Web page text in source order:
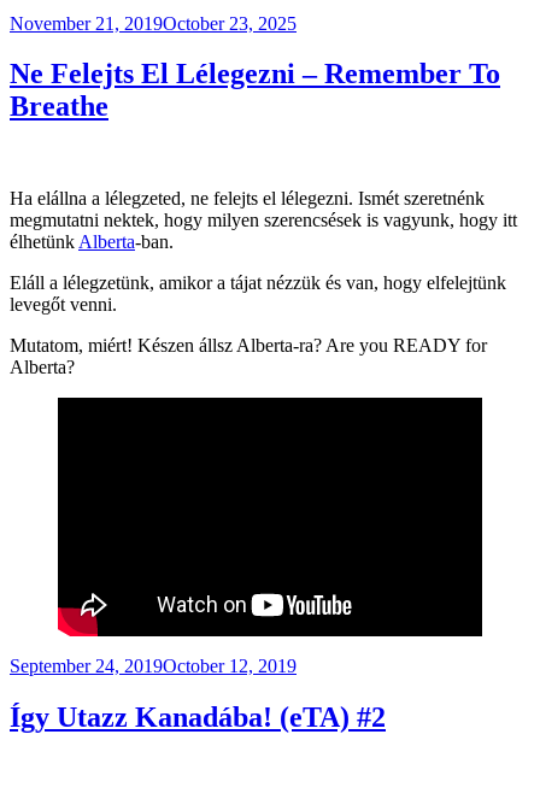
Posted
November 21, 2019October 23, 2025
Ne Felejts El Lélegezni – Remember To
Breathe
Ha elállna a lélegzeted, ne felejts el lélegezni. Ismét szeretnénk
megmutatni nektek, hogy milyen szerencsések is vagyunk, hogy itt
élhetünk Alberta-ban.
Eláll a lélegzetünk, amikor a tájat nézzük és van, hogy elfelejtünk
levegőt venni.
Mutatom, miért! Készen állsz Alberta-ra? Are you READY for
Alberta?
Posted
September 24, 2019October 12, 2019
Így Utazz Kanadába! (eTA) #2